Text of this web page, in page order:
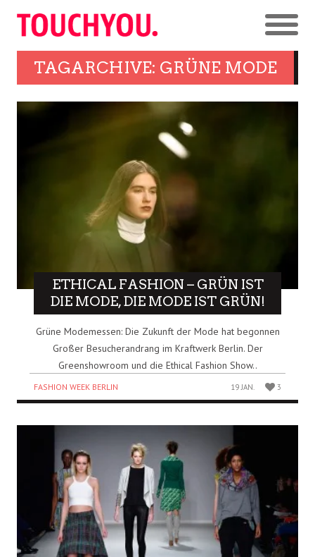
TAGARCHIVE: GRÜNE MODE
ETHICAL FASHION – GRÜN IST
DIE MODE, DIE MODE IST GRÜN!
Grüne Modemessen: Die Zukunft der Mode hat begonnen
Großer Besucherandrang im Kraftwerk Berlin. Der
Greenshowroom und die Ethical Fashion Show..
FASHION WEEK BERLIN 19 JAN. 3